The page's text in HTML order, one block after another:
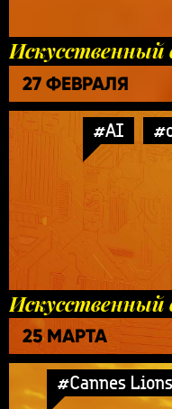
Искусственный
27 ФЕВРАЛЯ
#AI
Искусственный
25 МАРТА
#Cannes Lions